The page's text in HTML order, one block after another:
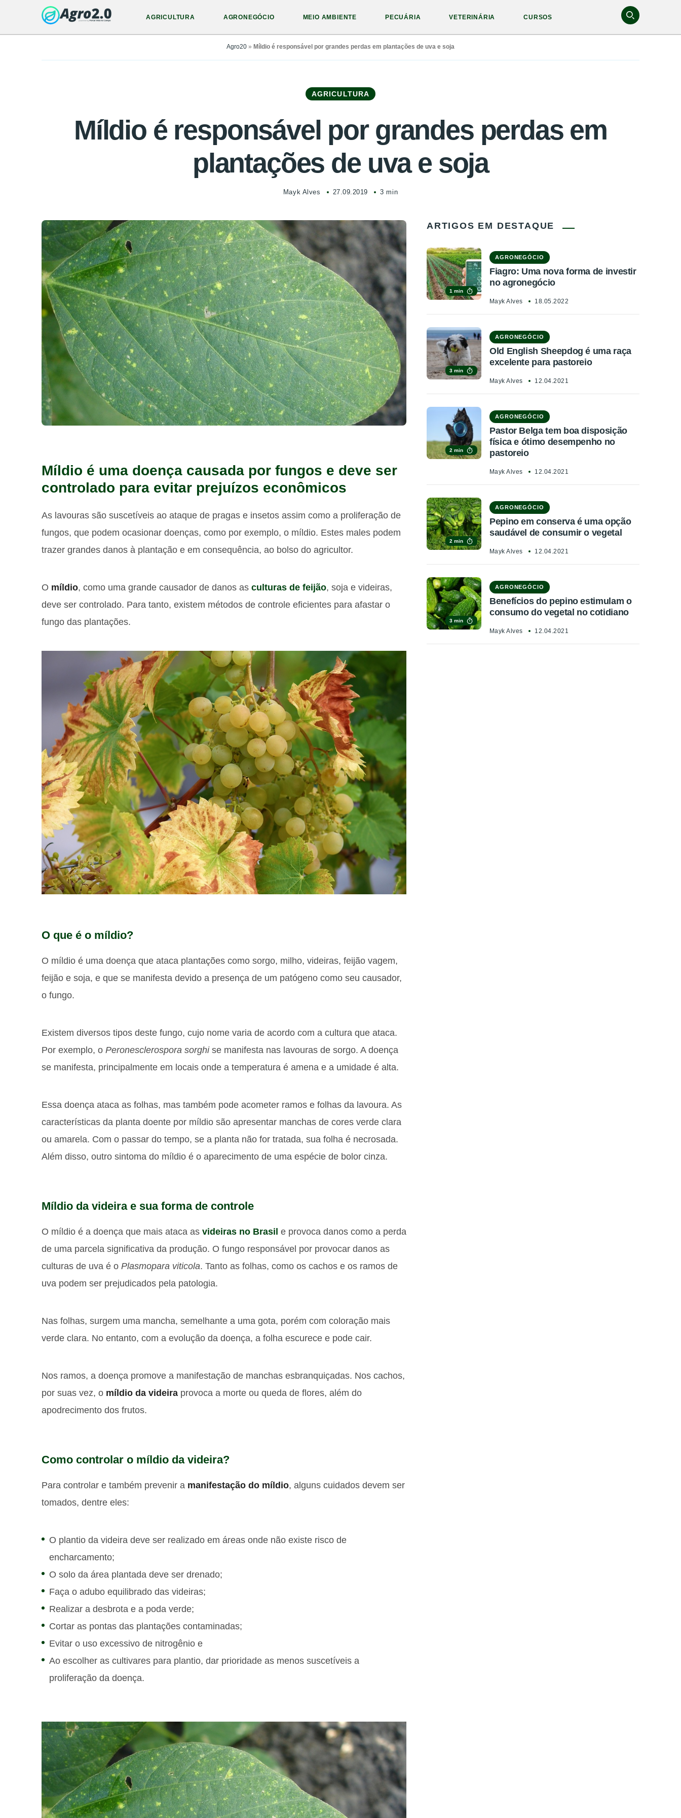
AGRICULTURA AGRONEGÓCIO MEIO AMBIENTE PECUÁRIA VETERINÁRIA CURSOS
Agro20 » Míldio é responsável por grandes perdas em plantações de uva e soja
AGRICULTURA
Míldio é responsável por grandes perdas em
plantações de uva e soja
Mayk Alves 27.09.2019 3 min
Míldio é uma doença causada por fungos e deve ser
controlado para evitar prejuízos econômicos
As lavouras são suscetíveis ao ataque de pragas e insetos assim como a proliferação de
fungos, que podem ocasionar doenças, como por exemplo, o míldio. Estes males podem
trazer grandes danos à plantação e em consequência, ao bolso do agricultor.
O míldio, como uma grande causador de danos as culturas de feijão, soja e videiras,
deve ser controlado. Para tanto, existem métodos de controle eficientes para afastar o
fungo das plantações.
O que é o míldio?
O míldio é uma doença que ataca plantações como sorgo, milho, videiras, feijão vagem,
feijão e soja, e que se manifesta devido a presença de um patógeno como seu causador,
o fungo.
Existem diversos tipos deste fungo, cujo nome varia de acordo com a cultura que ataca.
Por exemplo, o Peronesclerospora sorghise manifesta nas lavouras de sorgo. A doença
se manifesta, principalmente em locais onde a temperatura é amena e a umidade é alta.
Essa doença ataca as folhas, mas também pode acometer ramos e folhas da lavoura. As
características da planta doente por míldio são apresentar manchas de cores verde clara
ou amarela. Com o passar do tempo, se a planta não for tratada, sua folha é necrosada.
Além disso, outro sintoma do míldio é o aparecimento de uma espécie de bolor cinza.
Míldio da videira e sua forma de controle
O míldio é a doença que mais ataca as videiras no Brasil e provoca danos como a perda
de uma parcela significativa da produção. O fungo responsável por provocar danos as
culturas de uva é o Plasmopara viticola. Tanto as folhas, como os cachos e os ramos de
uva podem ser prejudicados pela patologia.
Nas folhas, surgem uma mancha, semelhante a uma gota, porém com coloração mais
verde clara. No entanto, com a evolução da doença, a folha escurece e pode cair.
Nos ramos, a doença promove a manifestação de manchas esbranquiçadas. Nos cachos,
por suas vez, o míldio da videira provoca a morte ou queda de flores, além do
apodrecimento dos frutos.
Como controlar o míldio da videira?
Para controlar e também prevenir a manifestação do míldio, alguns cuidados devem ser
tomados, dentre eles:
O plantio da videira deve ser realizado em áreas onde não existe risco de
encharcamento;
O solo da área plantada deve ser drenado;
Faça o adubo equilibrado das videiras;
Realizar a desbrota e a poda verde;
Cortar as pontas das plantações contaminadas;
Evitar o uso excessivo de nitrogênio e
Ao escolher as cultivares para plantio, dar prioridade as menos suscetíveis a
proliferação da doença.
ARTIGOS EM DESTAQUE
1 min
AGRONEGÓCIO
Fiagro: Uma nova forma de investir
no agronegócio
Mayk Alves 18.05.2022
3 min
AGRONEGÓCIO
Old English Sheepdog é uma raça
excelente para pastoreio
Mayk Alves 12.04.2021
2 min
AGRONEGÓCIO
Pastor Belga tem boa disposição
física e ótimo desempenho no
pastoreio
Mayk Alves 12.04.2021
2 min
AGRONEGÓCIO
Pepino em conserva é uma opção
saudável de consumir o vegetal
Mayk Alves 12.04.2021
3 min
AGRONEGÓCIO
Benefícios do pepino estimulam o
consumo do vegetal no cotidiano
Mayk Alves 12.04.2021